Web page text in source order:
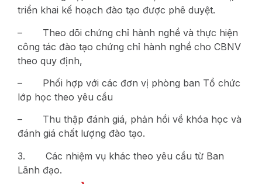
triển khai kế hoạch đào tạo được phê duyệt.
– Theo dõi chứng chỉ hành nghề và thực hiện
công tác đào tạo chứng chỉ hành nghề cho CBNV
theo quy định,
– Phối hợp với các đơn vị phòng ban Tổ chức
lớp học theo yêu cầu
– Thu thập đánh giá, phản hồi về khóa học và
đánh giá chất lượng đào tạo.
3. Các nhiệm vụ khác theo yêu cầu từ Ban
Lãnh đạo.